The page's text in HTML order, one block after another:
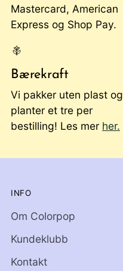
Mastercard, American
Express og Shop Pay.
Bærekraft
Vi pakker uten plast og
planter et tre per
bestilling! Les mer her.
INFO
Om Colorpop
Kundeklubb
Kontakt